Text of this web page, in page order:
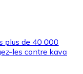
plus de 40 000
les contre kava